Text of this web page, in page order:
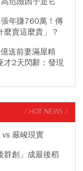
年賺760萬！傳
賣這麼貴」？
送前妻滿屋精
才2天閃辭：發現
/ HOT NEWS /
嚴峻現實
群創」成最後稻